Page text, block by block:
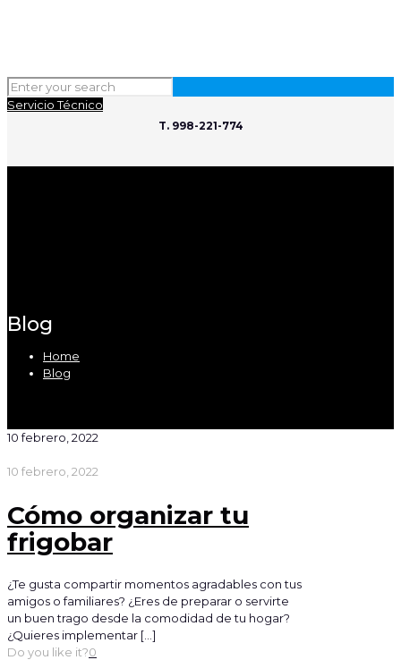
Servicio Técnico
T. 998-221-774
Blog
Home
Blog
10 febrero, 2022
10 febrero, 2022
Cómo organizar tu
frigobar
¿Te gusta compartir momentos agradables con tus
amigos o familiares? ¿Eres de preparar o servirte
un buen trago desde la comodidad de tu hogar?
¿Quieres implementar […]
Do you like it?0